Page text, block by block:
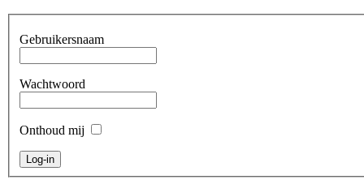
Gebruikersnaam
Wachtwoord
Onthoud mij